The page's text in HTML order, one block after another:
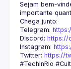
Sejam bem-
Telegram:
Discord: https://
Instagram:
Twitter: https://